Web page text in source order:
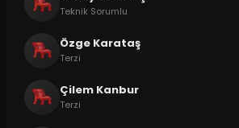
Teknik Sorumlu
Özge Karataş
Terzi
Çilem Kanbur
Terzi